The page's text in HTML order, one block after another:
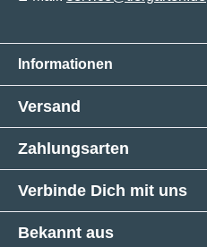
Informationen
Versand
Zahlungsarten
Verbinde Dich mit uns
Bekannt aus